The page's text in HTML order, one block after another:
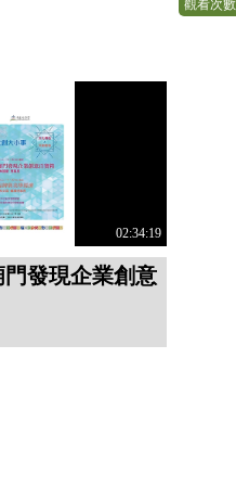
觀看次數
02:34:19
門發現企業創意